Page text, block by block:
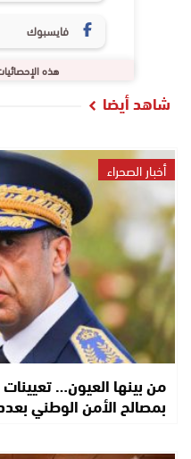
فايسبوك
هذه
شاهد أيضا
أخبار الصحراء
من بينها العيون…
بمصالح الأمن الوطني